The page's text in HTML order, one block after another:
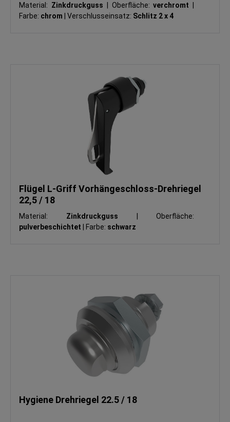
Material: Zinkdruckguss Oberfläche:verchromt
Farbe: chrom Verschlusseinsatz: Schlitz 2 x 4
Flügel L-Griff Vorhängeschloss-Drehriegel
22,5 / 18
Material: Zinkdruckguss
Oberfläche:
pulverbeschichtet
Farbe: schwarz
Hygiene Drehriegel 22.5 / 18